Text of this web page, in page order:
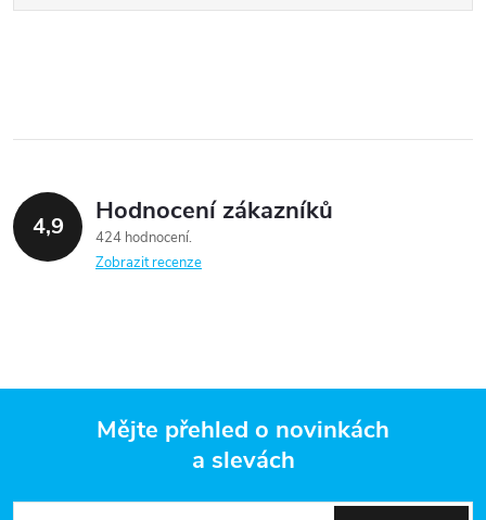
4,9 Hodnocení zákazníků
424 hodnocení
Zobrazit recenze
Mějte přehled o novinkách
a slevách